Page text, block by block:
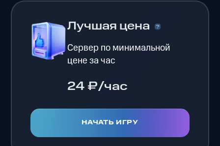
Лучшая цена
Сервер по минимальной
цене за час
24 ₽/час
НАЧАТЬ ИГРУ